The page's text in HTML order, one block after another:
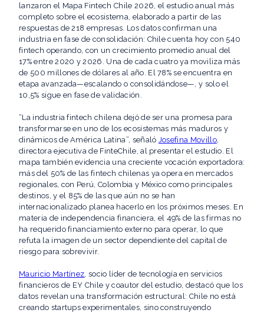
lanzaron el Mapa Fintech Chile 2026, el estudio anual más
completo sobre el ecosistema, elaborado a partir de las
respuestas de 218 empresas. Los datos confirman una
industria en fase de consolidación: Chile cuenta hoy con 540
fintech operando, con un crecimiento promedio anual del
17% entre 2020 y 2026. Una de cada cuatro ya moviliza más
de 500 millones de dólares al año. El 78% se encuentra en
etapa avanzada—escalando o consolidándose—, y solo el
10,5% sigue en fase de validación.
“La industria fintech chilena dejó de ser una promesa para
transformarse en uno de los ecosistemas más maduros y
dinámicos de América Latina”, señaló Josefina Movillo,
directora ejecutiva de FinteChile, al presentar el estudio. El
mapa también evidencia una creciente vocación exportadora:
más del 50% de las fintech chilenas ya opera en mercados
regionales, con Perú, Colombia y México como principales
destinos, y el 85% de las que aún no se han
internacionalizado planea hacerlo en los próximos meses. En
materia de independencia financiera, el 49% de las firmas no
ha requerido financiamiento externo para operar, lo que
refuta la imagen de un sector dependiente del capital de
riesgo para sobrevivir.
Mauricio Martínez , socio líder de tecnología en servicios
financieros de EY Chile y coautor del estudio, destacó que los
datos revelan una transformación estructural: Chile no está
creando startups experimentales, sino construyendo